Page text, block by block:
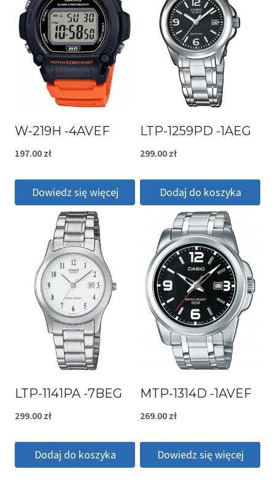
W-219H -4AVEF
197.00 zł
Dowiedz się więcej
LTP-1259PD -1AEG
299.00 zł
Dodaj do koszyka
LTP-1141PA -7BEG
299.00 zł
Dodaj do koszyka
MTP-1314D -1AVEF
269.00 zł
Dowiedz się więcej